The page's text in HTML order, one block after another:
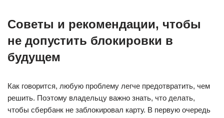
Советы и рекомендации, чтобы
не допустить блокировки в
будущем
Как говорится, любую проблему легче предотвратить, чем
решить. Поэтому владельцу важно знать, что делать,
чтобы сбербанк не заблокировал карту. В первую очередь